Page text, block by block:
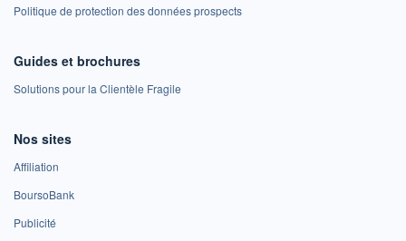
Politique de protection des données prospects
Guides et brochures
Solutions pour la Clientèle Fragile
Nos sites
Affiliation
BoursoBank
Publicité